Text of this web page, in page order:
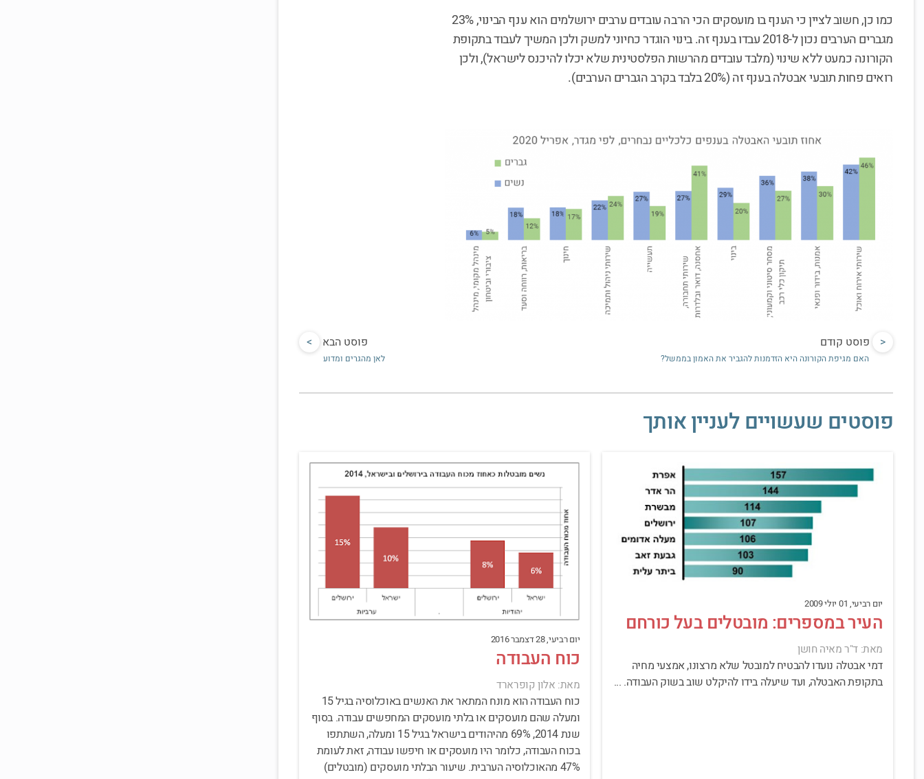
כמו כן, חשוב לציין כי הענף בו מועסקים הכי הרבה עובדים ערבים ירושלמים הוא ענף הבינוי, 23%
מגברים הערבים נכון ל-2018 עבדו בענף זה. בינוי הוגדר כחיוני למשק ולכן המשיך לעבוד בתקופת
הקורונה כמעט ללא שינוי (מלבד עובדים מהרשות הפלסטינית שלא יכלו להיכנס לישראל), ולכן
רואים פחות תובעי אבטלה בענף זה (20% בלבד בקרב הגברים הערבים).
< פוסט קודם
האם מגיפת הקורונה היא הזדמנות להגביר את האמון בממשל?
פוסט הבא >
לאן מהגרים ומדוע
פוסטים שעשויים לעניין אותך
יום רביעי, 01 יולי 2009
העיר במספרים: מובטלים בעל כורחם
מאת: ד"ר מאיה חושן
דמי אבטלה נועדו להבטיח למובטל שלא מרצונו, אמצעי מחיה
בתקופת האבטלה, ועד שיעלה בידו להיקלט שוב בשוק העבודה. ...
יום רביעי, 28 דצמבר 2016
כוח העבודה
מאת: אלון קופרארד
כוח העבודה הוא מונח המתאר את האנשים באוכלוסיה בגיל 15
ומעלה שהם מועסקים או בלתי מועסקים המחפשים עבודה. בסוף
שנת 2014, 69% מהיהודים בישראל בגיל 15 ומעלה, השתתפו
בכוח העבודה, כלומר היו מועסקים או חיפשו עבודה, זאת לעומת
47% מהאוכלוסיה הערבית. שיעור הבלתי מועסקים (מובטלים)